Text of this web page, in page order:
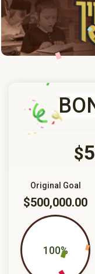
$
Original Goal
$500,000.00
100%